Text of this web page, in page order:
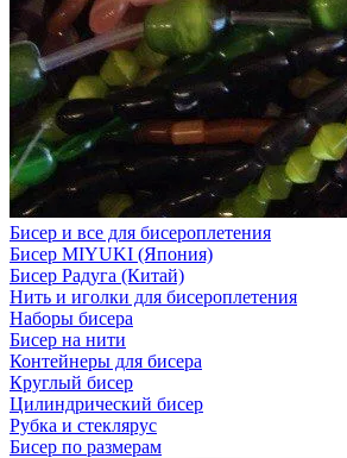
Бисер и все для бисероплетения
Бисер MIYUKI (Япония)
Бисер Радуга (Китай)
Нить и иголки для бисероплетения
Наборы бисера
Бисер на нити
Контейнеры для бисера
Круглый бисер
Цилиндрический бисер
Рубка и стеклярус
Бисер по размерам